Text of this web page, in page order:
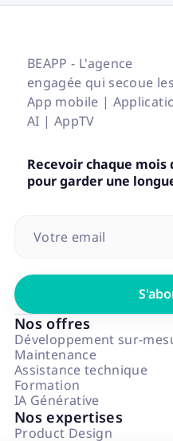
BEAPP - L'agence
engagée qui secoue
App mobile |
AI | AppTV
Recevoir chaque
pour garder une
Nos offres
Développement sur-
Maintenance
Assistance technique
Formation
IA Générative
Nos expertises
Product Design